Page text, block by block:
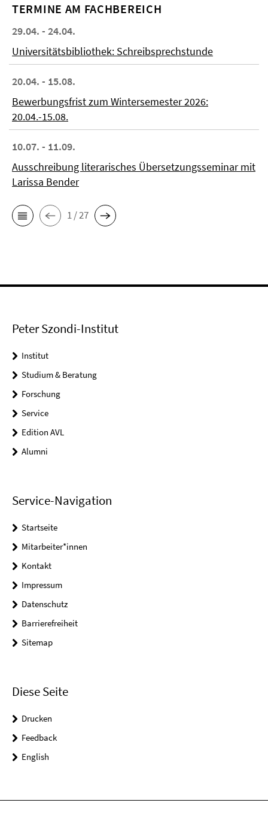
TERMINE AM FACHBEREICH
29.04. - 24.04.
Universitätsbibliothek: Schreibsprechstunde
20.04. - 15.08.
Bewerbungsfrist zum Wintersemester 2026:
20.04.-15.08.
10.07. - 11.09.
Ausschreibung literarisches Übersetzungsseminar mit
Larissa Bender
1 / 27
Peter Szondi-Institut
Institut
Studium & Beratung
Forschung
Service
Edition AVL
Alumni
Service-Navigation
Startseite
Mitarbeiter*innen
Kontakt
Impressum
Datenschutz
Barrierefreiheit
Sitemap
Diese Seite
Drucken
Feedback
English